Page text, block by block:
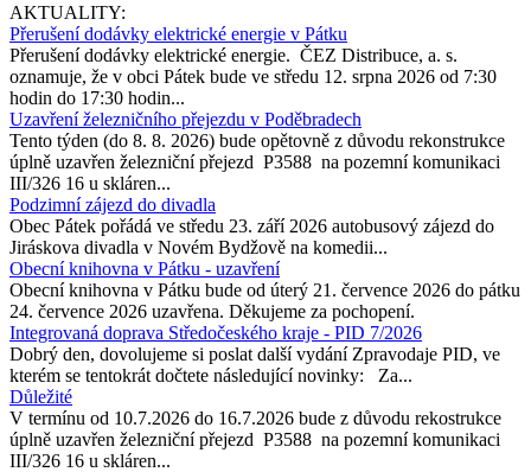
AKTUALITY:
Přerušení dodávky elektrické energie v Pátku
Přerušení dodávky elektrické energie. ČEZ Distribuce, a. s.
oznamuje, že v obci Pátek bude ve středu 12. srpna 2026 od 7:30
hodin do 17:30 hodin...
Uzavření železničního přejezdu v Poděbradech
Tento týden (do 8. 8. 2026) bude opětovně z důvodu rekonstrukce
úplně uzavřen železniční přejezd P3588 na pozemní komunikaci
III/326 16 u skláren...
Podzimní zájezd do divadla
Obec Pátek pořádá ve středu 23. září 2026 autobusový zájezd do
Jiráskova divadla v Novém Bydžově na komedii...
Obecní knihovna v Pátku - uzavření
Obecní knihovna v Pátku bude od úterý 21. července 2026 do pátku
24. července 2026 uzavřena. Děkujeme za pochopení.
Integrovaná doprava Středočeského kraje - PID 7/2026
Dobrý den, dovolujeme si poslat další vydání Zpravodaje PID, ve
kterém se tentokrát dočtete následující novinky: Za...
Důležité
V termínu od 10.7.2026 do 16.7.2026 bude z důvodu rekostrukce
úplně uzavřen železniční přejezd P3588 na pozemní komunikaci
III/326 16 u skláren...